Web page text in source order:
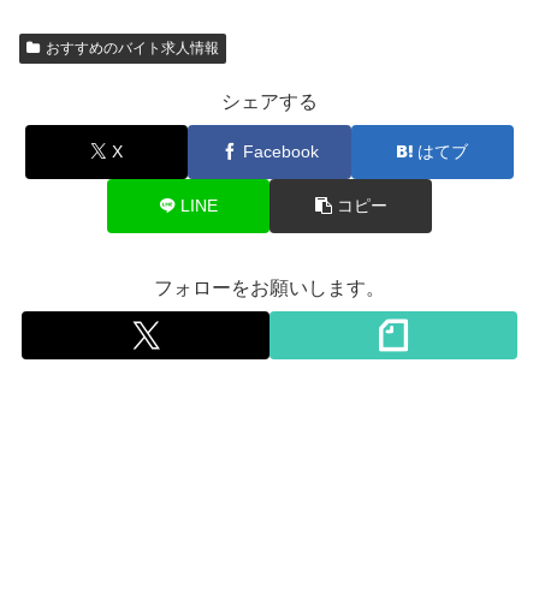
おすすめのバイト求人情報
シェアする
X Facebook はてブ
LINE コピー
フォローをお願いします。